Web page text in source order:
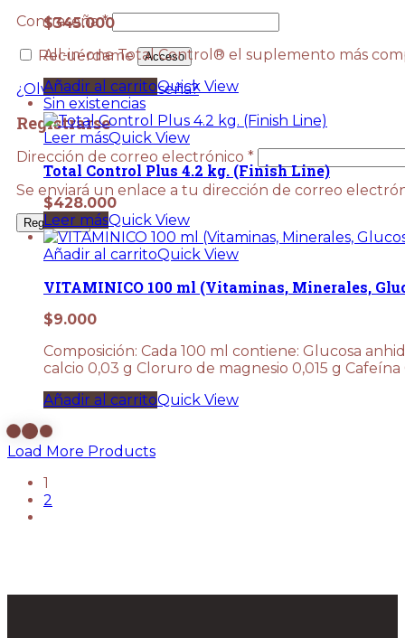
Contraseña*Obligatorio
Recuérdame Acceso
¿Olvidaste la contraseña?
Registrarse
Dirección de correo electrónico *Obligatorio
Se enviará un enlace a tu dirección de correo
Registrarse
$345.000
All-in-one Total Control® el suplemento más
Añadir al carritoQuick View
Sin existencias
Leer másQuick View
Total Control Plus 4.2 kg. (Finish Line)
$428.000
Leer másQuick View
Añadir al carritoQuick View
VITAMINICO 100 ml (Vitaminas, Minerales,
$9.000
Composición: Cada 100 ml contiene: Glucosa
calcio 0,03 g Cloruro de magnesio 0,015 g Cafeína
Añadir al carritoQuick View
Load More Products
1
2